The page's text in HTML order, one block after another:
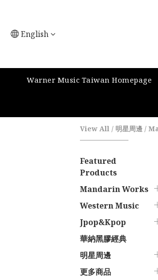
English
Warner Music Taiwan Homepage
View All / 明星周邊 /
Featured
Products
Mandarin Works
Western Music
Jpop&Kpop
華納黑膠經典
明星周邊
更多商品